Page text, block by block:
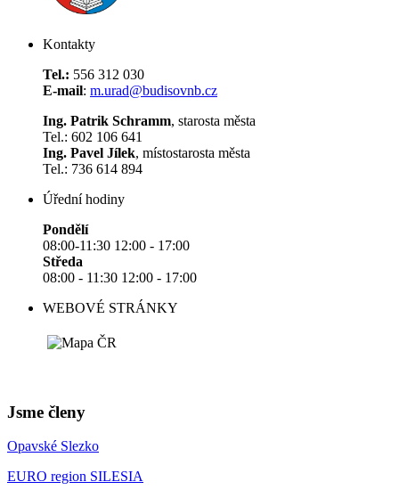
Kontakty
Tel.: 556 312 030
E-mail: m.urad@budisovnb.cz
Ing. Patrik Schramm, starosta města
Tel.: 602 106 641
Ing. Pavel Jílek, místostarosta města
Tel.: 736 614 894
Úřední hodiny
Pondělí
08:00-11:30 12:00 - 17:00
Středa
08:00 - 11:30 12:00 - 17:00
WEBOVÉ STRÁNKY
Jsme členy
Opavské Slezko
EURO region SILESIA